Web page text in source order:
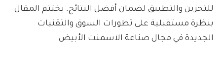
للتخزين والتطبيق لضمان أفضل النتائج. يختتم المقال
بنظرة مستقبلية على تطورات السوق والتقنيات
الجديدة في مجال صناعة الاسمنت الأبيض